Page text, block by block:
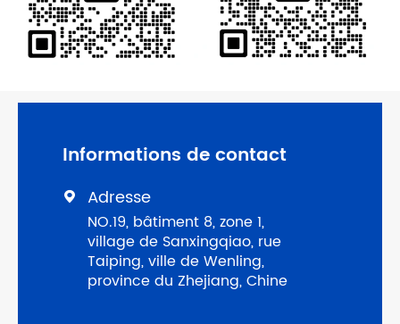
Informations de contact
 Adresse
NO.19, bâtiment 8, zone 1,
village de Sanxingqiao, rue
Taiping, ville de Wenling,
province du Zhejiang, Chine